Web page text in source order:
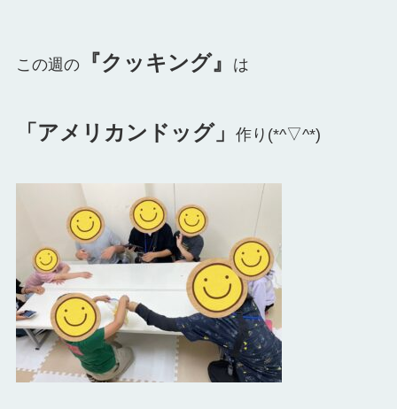
この週の『クッキング』 は
「アメリカンドッグ」 作り(*^▽^*)